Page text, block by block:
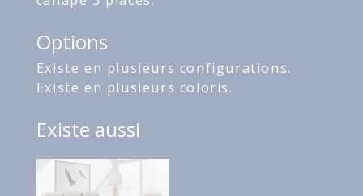
Options
Existe en plusieurs configurations.
Existe en plusieurs coloris.
Existe aussi